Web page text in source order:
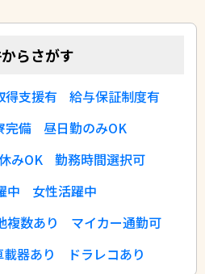
らさがす
得支援有
給与保証制度有
完備
昼日勤のみOK
みOK
勤務時間選択可
中
女性活躍中
複数あり
マイカー通勤可
載器あり ドラレコあり